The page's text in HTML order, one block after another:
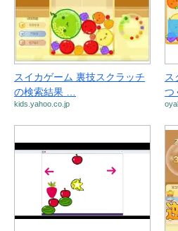
スイカゲーム 裏技スクラッチ
の検索結果 …
kids.yahoo.co.jp
ス
つ